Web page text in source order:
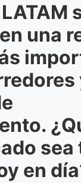
una
sea
en